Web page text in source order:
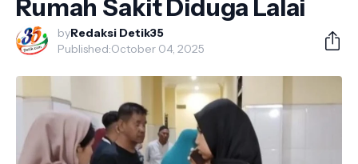
Rumah Sakit Diduga Lalai
byRedaksi Detik35
Published:October 04, 2025